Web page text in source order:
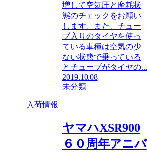
増して空気圧と摩耗状
態のチェックをお願い
します。また、チュー
ブ入りのタイヤを使っ
ている車種は空気の少
ない状態で乗っている
とチューブがタイヤの...
2019.10.08
未分類
入荷情報
ヤマハXSR900
６０周年アニバ